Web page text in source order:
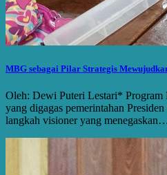
MBG sebagai Pilar Strategis
Oleh: Dewi Puteri Lestari*
yang digagas pemerintahan
langkah visioner yang